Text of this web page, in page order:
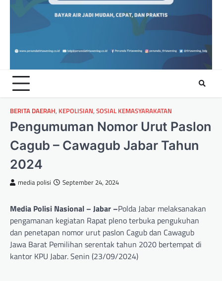
BERITA DAERAH, KEPOLISIAN, SOSIAL KEMASYARAKATAN
Pengumuman Nomor Urut Paslon
Cagub – Cawagub Jabar Tahun
2024
media polisi September 24, 2024
Media Polisi Nasional – Jabar –Polda Jabar melaksanakan
pengamanan kegiatan Rapat pleno terbuka pengukuhan
dan penetapan nomor urut paslon Cagub dan Cawagub
Jawa Barat Pemilihan serentak tahun 2020 bertempat di
kantor KPU Jabar. Senin (23/09/2024)